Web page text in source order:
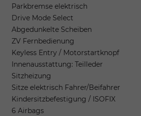
Parkbremse elektrisch
Drive Mode Select
Abgedunkelte Scheiben
ZV Fernbedienung
Keyless Entry / Motorstartknopf
Innenausstattung: Teilleder
Sitzheizung
Sitze elektrisch Fahrer/Beifahrer
Kindersitzbefestigung / ISOFIX
6 Airbags